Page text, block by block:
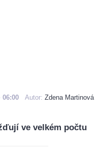
06:00 Autor: Zdena Martinová
ve velkém počtu